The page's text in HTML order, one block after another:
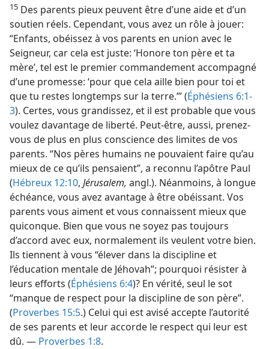
15 Des parents pieux peuvent être d’une aide et d’un
soutien réels. Cependant, vous avez un rôle à jouer:
“Enfants, obéissez à vos parents en union avec le
Seigneur, car cela est juste: ‘Honore ton père et ta
mère’, tel est le premier commandement accompagné
d’une promesse: ‘pour que cela aille bien pour toi et
que tu restes longtemps sur la terre.’” (Éphésiens 6:1-
3). Certes, vous grandissez, et il est probable que vous
voulez davantage de liberté. Peut-être, aussi, prenez-​
vous de plus en plus conscience des limites de vos
parents. “Nos pères humains ne pouvaient faire qu’au
mieux de ce qu’ils pensaient”, a reconnu l’apôtre Paul
(Hébreux 12:10, Jérusalem, angl.). Néanmoins, à longue
échéance, vous avez avantage à être obéissant. Vos
parents vous aiment et vous connaissent mieux que
quiconque. Bien que vous ne soyez pas toujours
d’accord avec eux, normalement ils veulent votre bien.
Ils tiennent à vous “élever dans la discipline et
l’éducation mentale de Jéhovah”; pourquoi résister à
leurs efforts (Éphésiens 6:4)? En vérité, seul le sot
“manque de respect pour la discipline de son père”.
(Proverbes 15:5.) Celui qui est avisé accepte l’autorité
de ses parents et leur accorde le respect qui leur est
dû. — Proverbes 1:8.